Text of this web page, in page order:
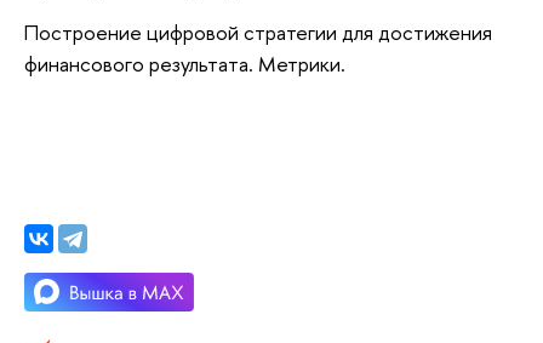
Построение цифровой стратегии для достижения
финансового результата. Метрики.